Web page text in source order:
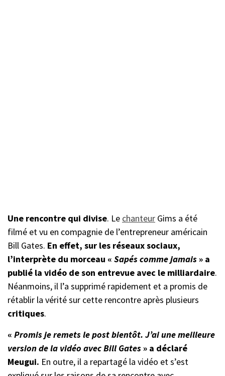
Une rencontre qui divise. Le chanteur Gims a été
filmé et vu en compagnie de l’entrepreneur américain
Bill Gates. En effet, sur les réseaux sociaux,
l’interprète du morceau « Sapés comme jamais» a
publié la vidéo de son entrevue avec le milliardaire.
Néanmoins, il l’a supprimé rapidement et a promis de
rétablir la vérité sur cette rencontre après plusieurs
critiques.
« Promis je remets le post bientôt. J’ai une meilleure
version de la vidéo avec Bill Gates» a déclaré
Meugui. En outre, il a repartagé la vidéo et s’est